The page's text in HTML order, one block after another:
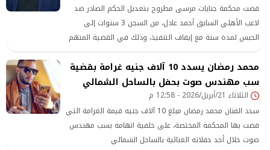
قضت محكمة جنايات مرسى مطروح بتعديل الحكم الصادر ضد
لاعب الأهلي السابق أحمد عادل، من السجن 3 سنوات إلى
الحبس لمدة سنة مع إيقاف التنفيذ، وذلك في القضية المتهم
فيها بإحداث عاهة مستديمة خلال مشاجرة وقعت بإحدى القرى
السياحية بالساحل الشمالي
محمد رمضان يسدد 10 آلاف جنيه غرامة بقضية
سب مهندس صوت بحفل بالساحل الشمالي
الثلاثاء 21/أبريل/2026 - 12:58 م
سدد الفنان محمد رمضان مبلغ 10 آلاف جنيه قيمة الغرامة التي
قضت بها المحكمة المختصة، على خلفية اتهامه بسب مهندس
صوت خلال أحد حفلاته الغنائية بالساحل الشمالي